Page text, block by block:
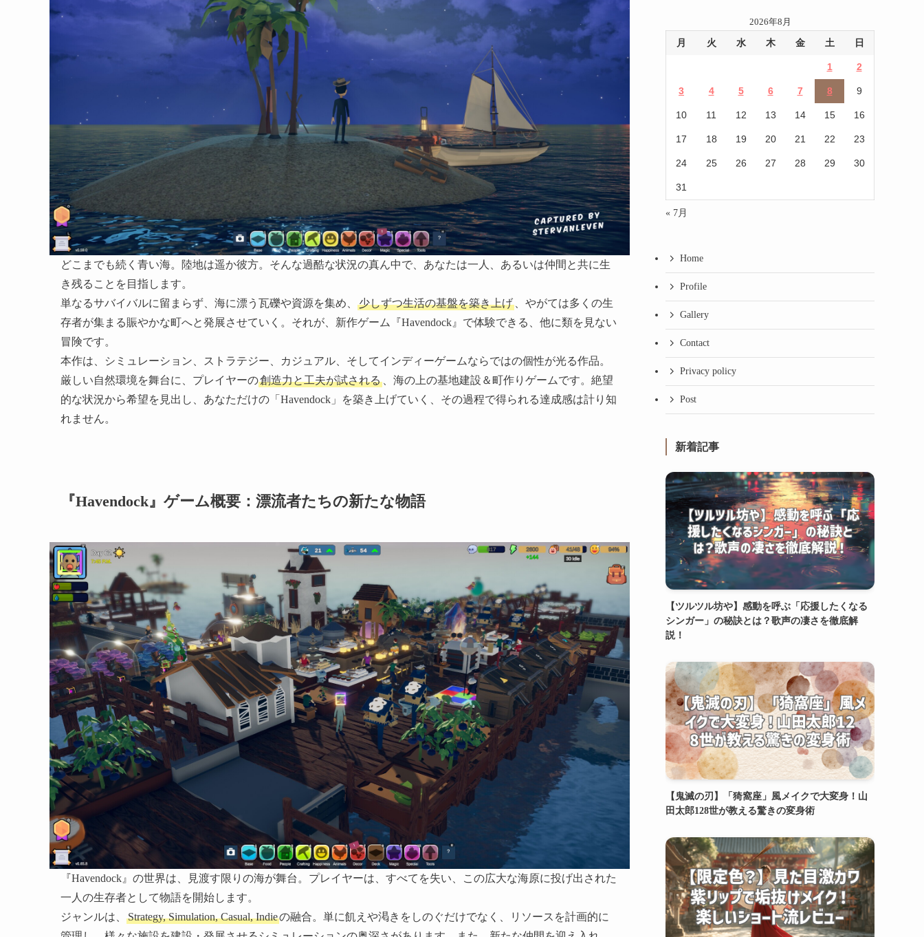
どこまでも続く青い海。陸地は遥か彼方。そんな過酷な状況の真ん中で、あなたは一人、あるいは仲間と共に生
き残ることを目指します。
単なるサバイバルに留まらず、海に漂う瓦礫や資源を集め、
少しずつ生活の基盤を築き上げ
、やがては多くの生
存者が集まる賑やかな町へと発展させていく。それが、新作ゲーム『Havendock』で体験できる、他に類を見ない
冒険です。
本作は、シミュレーション、ストラテジー、カジュアル、そしてインディーゲームならではの個性が光る作品。
厳しい自然環境を舞台に、プレイヤーの創造力と工夫が試される
、海の上の基地建設＆町作りゲームです。絶望
的な状況から希望を見出し、あなただけの「Havendock」を築き上げていく、その過程で得られる達成感は計り知
れません。
『Havendock』ゲーム概要：漂流者たちの新たな物語
『Havendock』の世界は、見渡す限りの海が舞台。プレイヤーは、すべてを失い、この広大な海原に投げ出された
一人の生存者として物語を開始します。
ジャンルは、
Strategy, Simulation, Casual, Indieの融合。単に飢えや渇きをしのぐだけでなく、リソースを計画的に
2026年8月
月 火 水 木 金 土 日
1 2
3 4 5 6 7 8 9
10 11 12 13 14 15 16
17 18 19 20 21 22 23
24 25 26 27 28 29 30
31
« 7月
Home
Profile
Gallery
Contact
Privacy policy
Post
新着記事
【ツルツル坊や】感動を呼ぶ「応援したくなる
シンガー」の秘訣とは？歌声の凄さを徹底解
説！
【鬼滅の刃】「猗窩座」風メイクで大変身！山
田太郎128世が教える驚きの変身術